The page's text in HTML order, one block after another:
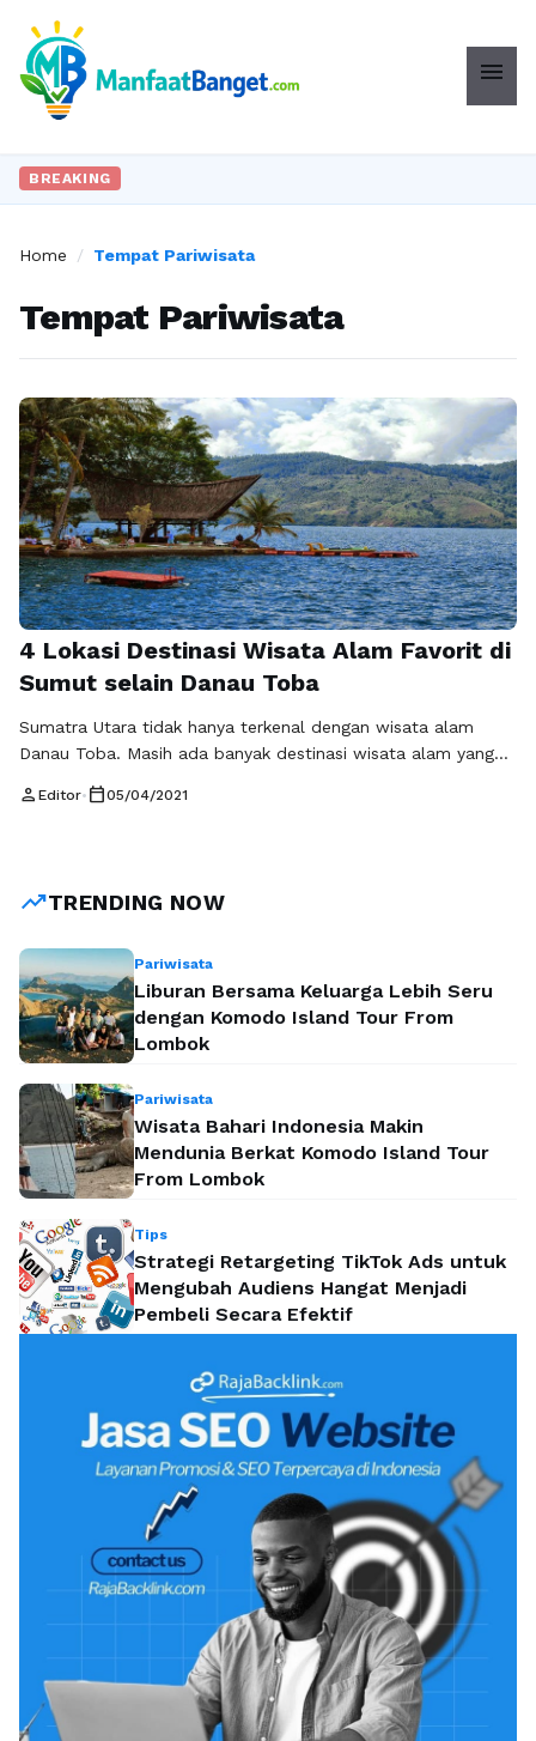
menu
BREAKING
Home / Tempat Pariwisata
Tempat Pariwisata
4 Lokasi Destinasi Wisata Alam Favorit di
Sumut selain Danau Toba
Sumatra Utara tidak hanya terkenal dengan wisata alam
Danau Toba. Masih ada banyak destinasi wisata alam yang
wisata unggulannya masing-masing. Jadi, tidak hanya ada
Baca Selengkapnya
person Editor• calendar_today05/04/2021
trending_upTRENDING NOW
Pariwisata
Liburan Bersama Keluarga Lebih Seru
dengan Komodo Island Tour From
Lombok
Pariwisata
Wisata Bahari Indonesia Makin
Mendunia Berkat Komodo Island Tour
From Lombok
Tips
Strategi Retargeting TikTok Ads untuk
Mengubah Audiens Hangat Menjadi
Pembeli Secara Efektif